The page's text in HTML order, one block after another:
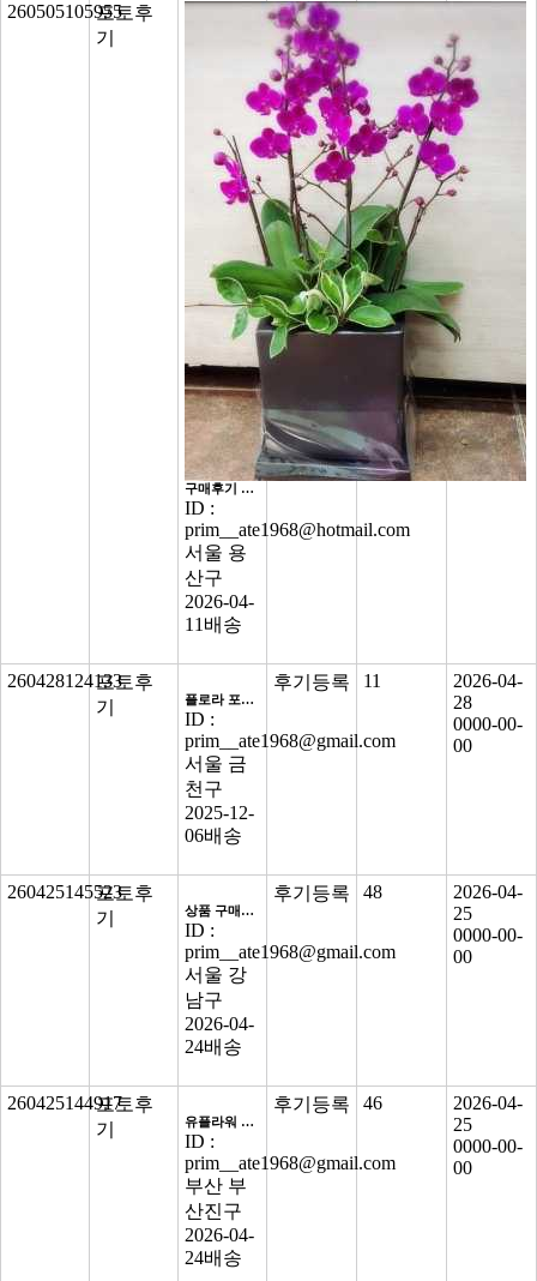
260505105955포토후
기
구매후기 최종점검
ID :
prim__ate1968@hotmail.com
서울 용
산구
2026-04-
11 배송
후기등록 43
05
0000-00-
00
260428124133포토후
기
플로라 포토후기 점검
ID :
prim__ate1968@gmail.com
서울 금
천구
2025-12-
06배송
후기등록 11
2026-04-
28
0000-00-
00
260425145523포토후
기
상품 구매후기 최종점검
ID :
prim__ate1968@gmail.com
서울 강
남구
2026-04-
24배송
후기등록 48
2026-04-
25
0000-00-
00
260425144917포토후
기
유플라워 포토후기
ID :
prim__ate1968@gmail.com
부산 부
산진구
2026-04-
24배송
후기등록 46
2026-04-
25
0000-00-
00